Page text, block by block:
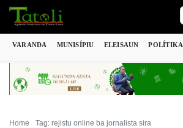
VARANDA MUNISÍPIU ELEISAUN POLÍTIKA
Home Tag: rejistu online ba jornalista sira